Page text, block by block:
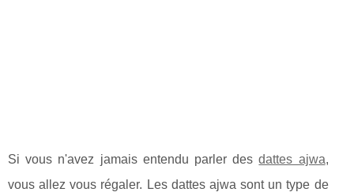
Si vous n'avez jamais entendu parler desdattes ajwa,
vous allez vous régaler. Les dattes ajwa sont un type de